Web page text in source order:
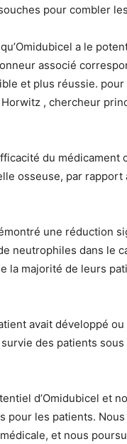
pour combler
a le
associé
et plus réussie. pour
, chercheur
du
osseuse, par
une réduction
neutrophiles dans le
la majorité de leurs
avait développé
des patients
d’Omidubicel et
les patients.
et nous